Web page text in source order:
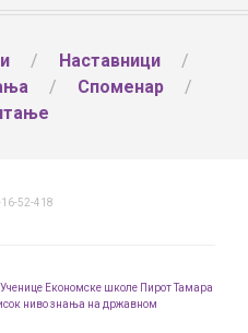
Наставници
Споменар
52-418
Ученице Економске школе Пирот Тамара
ниво знања на државном